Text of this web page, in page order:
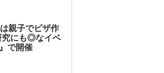
親子でピザ作
究にも◎なイベ
で開催